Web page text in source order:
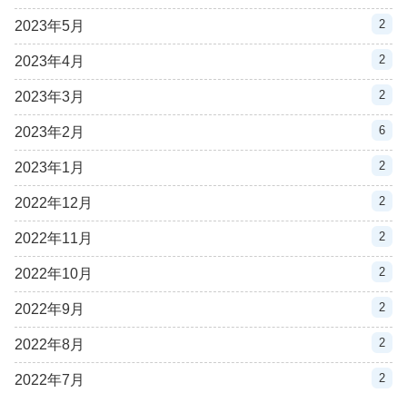
2023年5月 2
2023年4月 2
2023年3月 2
2023年2月 6
2023年1月 2
2022年12月 2
2022年11月 2
2022年10月 2
2022年9月 2
2022年8月 2
2022年7月 2